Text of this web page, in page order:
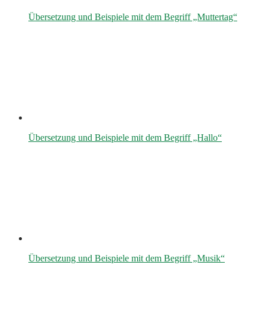
Übersetzung und Beispiele mit dem Begriff „Muttertag“
Übersetzung und Beispiele mit dem Begriff „Hallo“
Übersetzung und Beispiele mit dem Begriff „Musik“